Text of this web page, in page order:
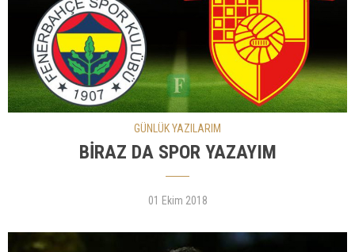
GÜNLÜK YAZILARIM
BİRAZ DA SPOR YAZAYIM
01 Ekim 2018